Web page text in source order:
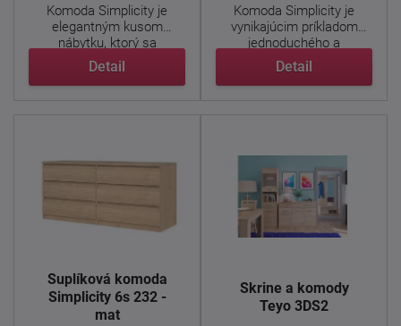
Komoda Simplicity je
elegantným kusom
nábytku, ktorý sa
vyznačuje ...
Detail
Komoda Simplicity je
vynikajúcim príkladom
jednoduchého a
nadčasového ...
Detail
Šuplíková komoda
Simplicity 6s 232 -
mat
Skrine a komody
Teyo 3DS2